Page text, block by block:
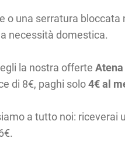
o una serratura
necessità domestica.
la nostra offerte Atena
di 8€, paghi solo4€ al
a tutto noi: riceverai